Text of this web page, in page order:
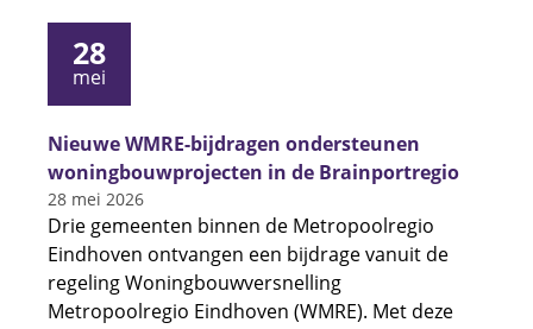
28
mei
Nieuwe WMRE-bijdragen ondersteunen
woningbouwprojecten in de Brainportregio
28 mei 2026
Drie gemeenten binnen de Metropoolregio
Eindhoven ontvangen een bijdrage vanuit de
regeling Woningbouwversnelling
Metropoolregio Eindhoven (WMRE). Met deze